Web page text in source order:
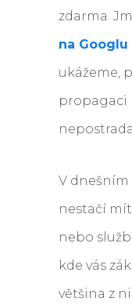
zdarma.
na Googlu
ukážeme,
propagaci
V
nestačí
nebo
kde vás
většina z